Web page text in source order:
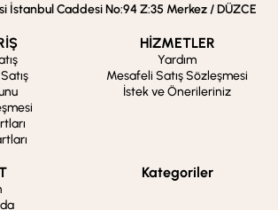
İstanbul Caddesi No:94 Z:35 Merkez / DÜZCE
HİZMETLER
Yardım
Mesafeli Satış Sözleşmesi
İstek ve Önerileriniz
Kategoriler